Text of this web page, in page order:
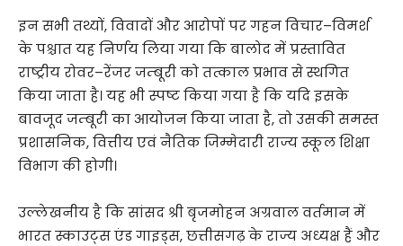
इन सभी तथ्यों, विवादों और आरोपों पर गहन विचार–विमर्श
के पश्चात यह निर्णय लिया गया कि बालोद में प्रस्तावित
राष्ट्रीय रोवर–रेंजर जम्बूरी को तत्काल प्रभाव से स्थगित
किया जाता है। यह भी स्पष्ट किया गया है कि यदि इसके
बावजूद जम्बूरी का आयोजन किया जाता है, तो उसकी समस्त
प्रशासनिक, वित्तीय एवं नैतिक जिम्मेदारी राज्य स्कूल शिक्षा
विभाग की होगी।
उल्लेखनीय है कि सांसद श्री बृजमोहन अग्रवाल वर्तमान में
भारत स्काउट्स एंड गाइड्स, छत्तीसगढ़ के राज्य अध्यक्ष हैं और